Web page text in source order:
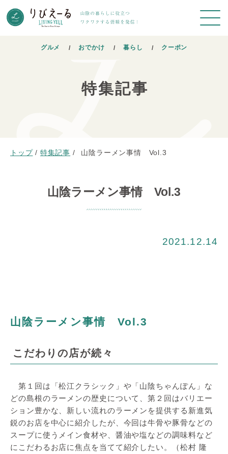
グルメ おでかけ 暮らし クーポン
特集記事
トップ / 特集記事 / 山陰ラーメン事情 Vol.3
山陰ラーメン事情 Vol.3
2021.12.14
山陰ラーメン事情 Vol.3
こだわりの店が続々
第１回は「松江クラシック」や「山陰ちゃんぽん」な
どの島根のラーメンの歴史について、第２回はバリエー
ション豊かな、新しい流れのラーメンを提供する新進気
鋭のお店を中心に紹介したが、今回は牛骨や豚骨などの
スープに使うメイン食材や、醤油や塩などの調味料など
にこだわるお店に焦点を当てて紹介したい。（松村 隆